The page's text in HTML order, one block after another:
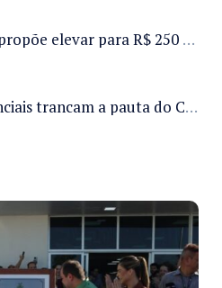
Projeto de lei propõe elevar para R$ 250 mil limite de isenção do IPI para pessoas com deficiência e autismo
Vetos presidenciais trancam a pauta do Congresso com 87 itens pendentes e incluem trechos do Orçamento de 2026